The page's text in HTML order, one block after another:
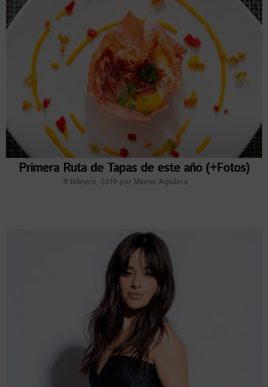
Primera Ruta de Tapas de este año (+Fotos)
8 febrero, 2019 por Milene Aguilera